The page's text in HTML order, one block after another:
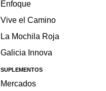
Enfoque
Vive el Camino
La Mochila Roja
Galicia Innova
SUPLEMENTOS
Mercados